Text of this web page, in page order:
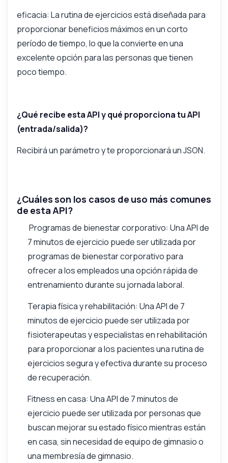
eficacia: La rutina de ejercicios está diseñada para
proporcionar beneficios máximos en un corto
período de tiempo, lo que la convierte en una
excelente opción para las personas que tienen
poco tiempo.
¿Qué recibe esta API y qué proporciona tu API
(entrada/salida)?
Recibirá un parámetro y te proporcionará un JSON.
¿Cuáles son los casos de uso más comunes
de esta API?
Programas de bienestar corporativo: Una API de
7 minutos de ejercicio puede ser utilizada por
programas de bienestar corporativo para
ofrecer a los empleados una opción rápida de
entrenamiento durante su jornada laboral.
Terapia física y rehabilitación: Una API de 7
minutos de ejercicio puede ser utilizada por
fisioterapeutas y especialistas en rehabilitación
para proporcionar a los pacientes una rutina de
ejercicios segura y efectiva durante su proceso
de recuperación.
Fitness en casa: Una API de 7 minutos de
ejercicio puede ser utilizada por personas que
buscan mejorar su estado físico mientras están
en casa, sin necesidad de equipo de gimnasio o
una membresía de gimnasio.